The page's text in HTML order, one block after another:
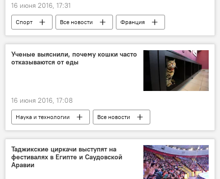
16 июня 2016, 17:31
Спорт Все новости
Франция
футбол
Мир Россия
Ученые выяснили, почему кошки часто
отказываются от еды
16 июня 2016, 17:08
Наука и технологии
Все новости
кот
Таджикские циркачи выступят на
фестивалях в Египте и Саудовской
Аравии